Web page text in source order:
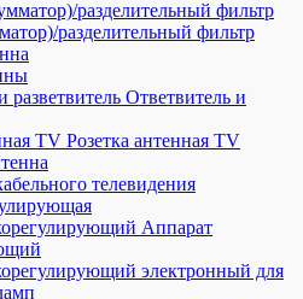
разделительный фильтр
Ответвитель и
Розетка антенная TV
телевидения
Аппарат
Время
аварийной
1.5
Высота/
19
Единица